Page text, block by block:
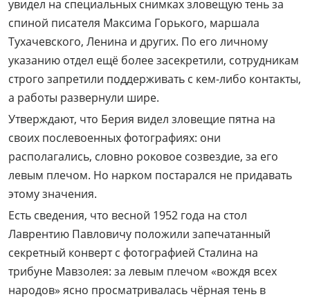
увидел на специальных снимках зловещую тень за
спиной писателя Максима Горького, маршала
Тухачевского, Ленина и других. По его личному
указанию отдел ещё более засекретили, сотрудникам
строго запретили поддерживать с кем-либо контакты,
а работы развернули шире.
Утверждают, что Берия видел зловещие пятна на
своих послевоенных фотографиях: они
располагались, словно роковое созвездие, за его
левым плечом. Но нарком постарался не придавать
этому значения.
Есть сведения, что весной 1952 года на стол
Лаврентию Павловичу положили запечатанный
секретный конверт с фотографией Сталина на
трибуне Мавзолея: за левым плечом «вождя всех
народов» ясно просматривалась чёрная тень в